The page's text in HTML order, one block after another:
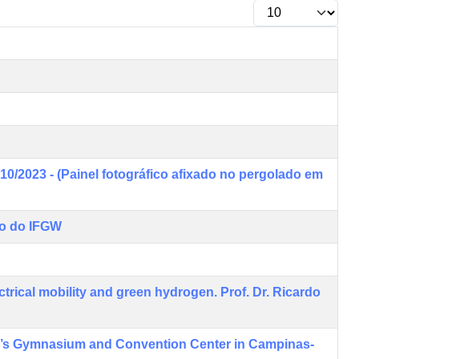
2023 - (Painel fotográfico afixado no pergolado em
do IFGW
mobility and green hydrogen. Prof. Dr. Ricardo
Gymnasium and Convention Center in Campinas-